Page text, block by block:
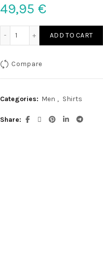
49,95 €
ADD TO CART
Compare
Categories: Men , Shirts
Share